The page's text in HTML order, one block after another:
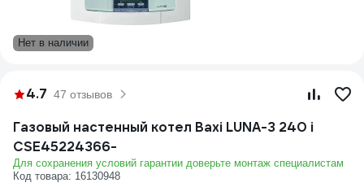
Нет в наличии
4.7 47 отзывов
Газовый настенный котел Baxi LUNA-3 240 i
CSE45224366-
Для сохранения условий гарантии доверьте монтаж специалистам
Код товара: 16130948